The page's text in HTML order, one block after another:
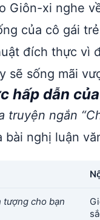
Giôn-xi nghe
của cô gái
đích thực vì
sẽ sống mãi
hấp dẫn
truyện ngắn
nghị luận
tượng cho bạn